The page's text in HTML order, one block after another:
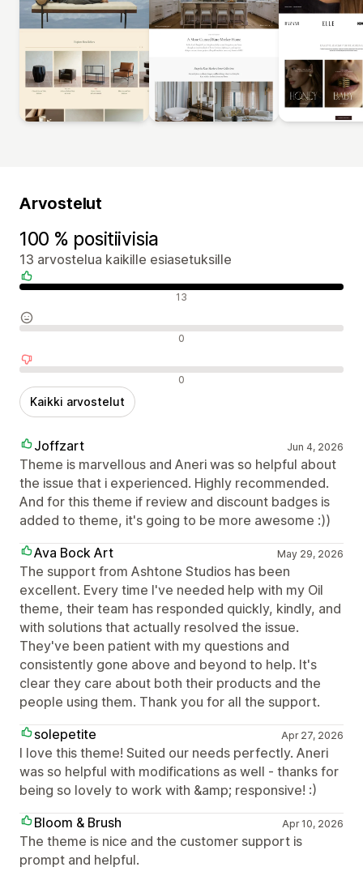
Arvostelut
100 % positiivisia
13 arvostelua kaikille esiasetuksille
Positiiviset arvostelut 13
Neutraalit arvostelut 0
Negatiiviset arvostelut 0
Kaikki arvostelut
Joffzart Jun 4, 2026
Theme is marvellous and Aneri was so helpful about
the issue that i experienced. Highly recommended.
And for this theme if review and discount badges is
added to theme, it's going to be more awesome :))
Ava Bock Art
May 29, 2026
The support from Ashtone Studios has been
excellent. Every time I've needed help with my Oil
theme, their team has responded quickly, kindly, and
with solutions that actually resolved the issue.
They've been patient with my questions and
consistently gone above and beyond to help. It's
clear they care about both their products and the
people using them. Thank you for all the support.
solepetite
Apr 27, 2026
I love this theme! Suited our needs perfectly. Aneri
was so helpful with modifications as well - thanks for
being so lovely to work with &amp; responsive! :)
Bloom & Brush
Apr 10, 2026
The theme is nice and the customer support is
prompt and helpful.